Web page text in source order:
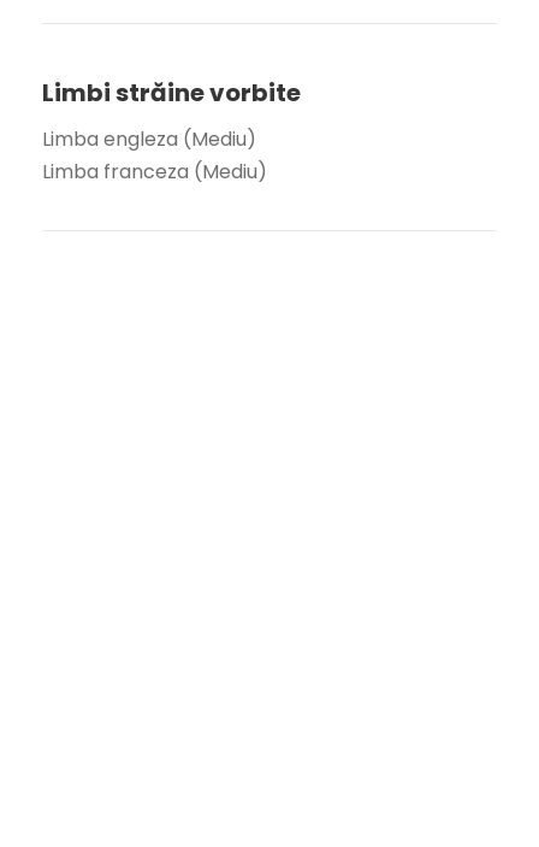
Limbi străine vorbite
Limba engleza (Mediu)
Limba franceza (Mediu)